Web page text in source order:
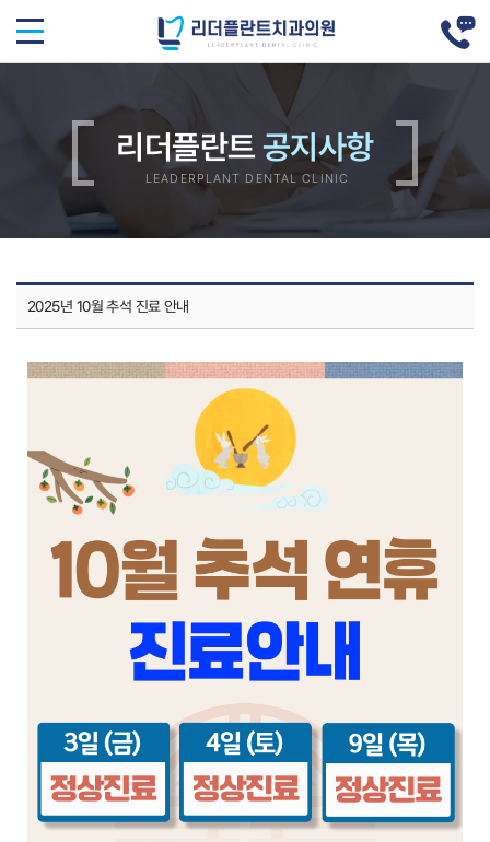
리더플란트
2025년 10월 추석 진료 안내